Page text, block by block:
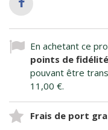
En achetant ce
points de fidélité
pouvant être
11,00 €.
Frais de port